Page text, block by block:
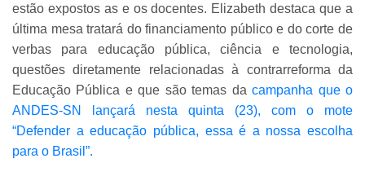
estão expostos as e os docentes. Elizabeth destaca que a
última mesa tratará do financiamento público e do corte de
verbas para educação pública, ciência e tecnologia,
questões diretamente relacionadas à contrarreforma da
Educação Pública e que são temas dacampanha que o
ANDES-SN lançará nesta quinta (23), com o mote
“Defender a educação pública, essa é a nossa escolha
para o Brasil”.